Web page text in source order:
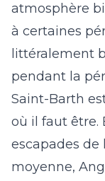
atmosphère
à certaines
littéralement
pendant la
Saint-Barth
où il faut être.
escapades de
moyenne,